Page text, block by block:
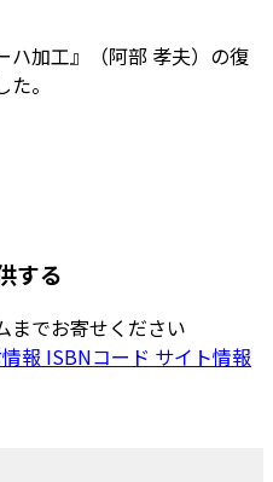
加工』（阿部 孝夫）の復
。
する
までお寄せください
報 ISBNコード サイト情報